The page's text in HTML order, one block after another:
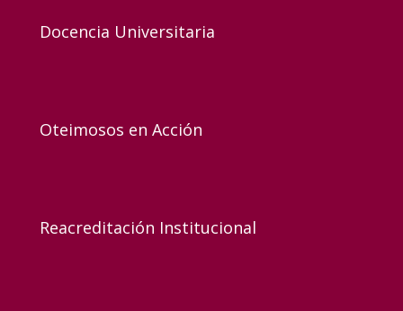
Docencia Universitaria
Oteimosos en Acción
Reacreditación Institucional